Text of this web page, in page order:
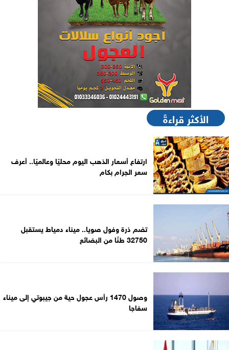
الأكثر قراءةً
ارتفاع أسعار الذهب اليوم محليًا وعالميًا.. أعرف
سعر الجرام بكام
تضم ذرة وفول صويا.. ميناء دمياط يستقبل
32750 طنًا من البضائع
وصول 1470 رأس عجول حية من جيبوتي إلى ميناء
سفاجا